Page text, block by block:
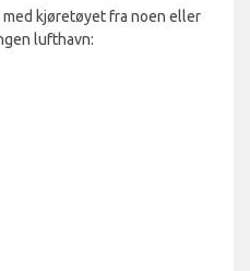
kjøretøyet fra noen eller
lufthavn: